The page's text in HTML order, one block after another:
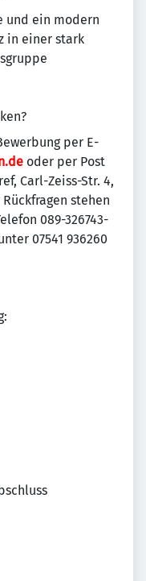
und ein modern
in einer stark
per E-
oder per Post
Carl-Zeiss-Str. 4,
stehen
089-326743-
07541 936260